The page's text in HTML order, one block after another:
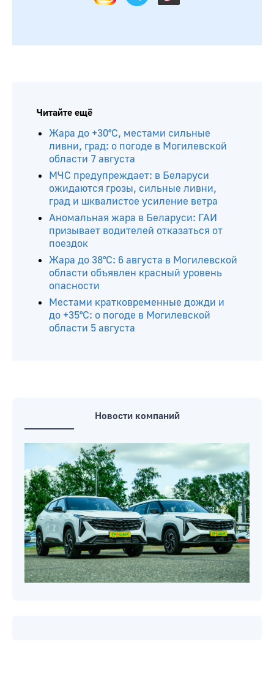
Читайте ещё
Жара до +30°С, местами сильные
ливни, град: о погоде в Могилевской
области 7 августа
МЧС предупреждает: в Беларуси
ожидаются грозы, сильные ливни,
град и шквалистое усиление ветра
Аномальная жара в Беларуси: ГАИ
призывает водителей отказаться от
поездок
Жара до 38°С: 6 августа в Могилевской
области объявлен красный уровень
опасности
Местами кратковременные дожди и
до +35°С: о погоде в Могилевской
области 5 августа
Новости компаний